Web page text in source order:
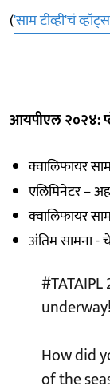
('साम टीव्ही'चं
आयपीएल २०२४:
क्वालिफायर
एलिमिनेटर –
क्वालिफायर
अंतिम सामना -
#TATAIPL
How did
of the